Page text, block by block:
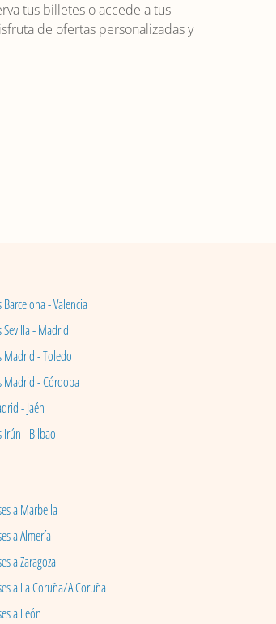
tus billetes o accede a tus
de ofertas personalizadas y
- Valencia
- Madrid
Madrid - Toledo
Madrid - Córdoba
- Jaén
Irún - Bilbao
a Marbella
a Almería
a Zaragoza
a La Coruña/A Coruña
a León